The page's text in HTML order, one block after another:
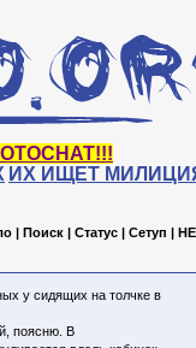
ИХ ИЩЕТ
| Поиск | Статус | Сетуп |
у сидящих на толчке в
поясню. В